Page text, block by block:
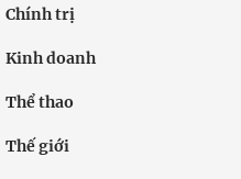
Chính trị
Kinh doanh
Thể thao
Thế giới